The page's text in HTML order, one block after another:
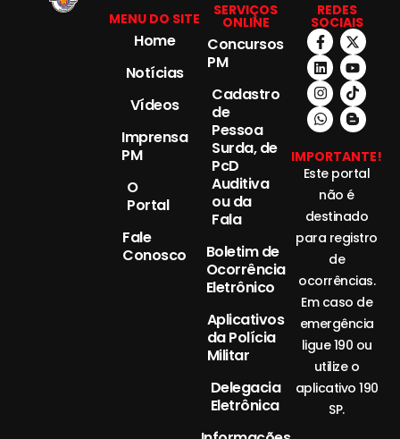
MENU DO SITE
Home
Notícias
Vídeos
Imprensa
PM
O
Portal
Fale
Conosco
SERVIÇOS
ONLINE
Concursos
PM
Cadastro
de
Pessoa
Surda, de
PcD
Auditiva
ou da
Fala
Boletim de
Ocorrência
Eletrônico
Aplicativos
da Polícia
Militar
Delegacia
Eletrônica
REDES
SOCIAIS
IMPORTANTE!
Este portal
não é
destinado
para registro
de
ocorrências.
Em caso de
emergência
ligue 190 ou
utilize o
aplicativo 190
SP.